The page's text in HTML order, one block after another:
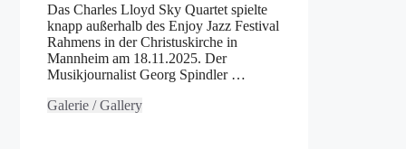
Das Charles Lloyd Sky Quartet spielte
knapp außerhalb des Enjoy Jazz Festival
Rahmens in der Christuskirche in
Mannheim am 18.11.2025. Der
Musikjournalist Georg Spindler …
Galerie / Gallery